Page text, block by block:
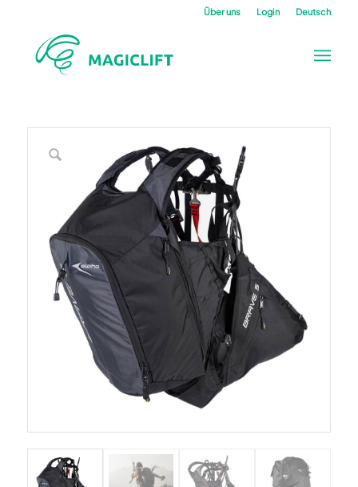
Über uns Login Deutsch